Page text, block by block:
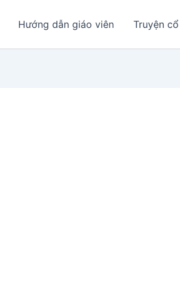
Hướng dẫn giáo viên Truyện